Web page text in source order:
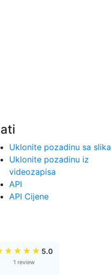
Uklonite pozadinu sa slika
Uklonite pozadinu iz
videozapisa
API
API Cijene
★ ★ ★ ★ 5.0
1 review